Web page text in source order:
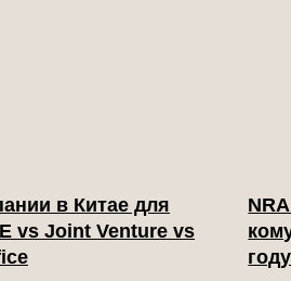
в Китае для
vs Joint Venture vs
году